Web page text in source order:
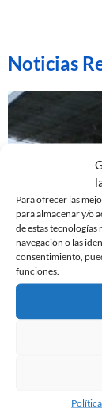
Para ofrecer las
para almacenar y/o
de estas
navegación o las
consentimiento,
funciones.
Noticias
EL
10 de marzo de